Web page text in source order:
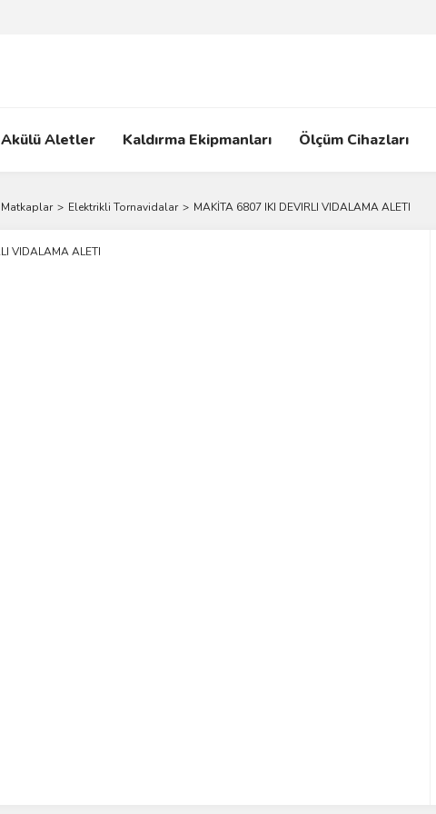
Akülü Aletler Kaldırma Ekipmanları Ölçüm Cihazları
Matkaplar Elektrikli Tornavidalar MAKİTA 6807 IKI DEVIRLI VIDALAMA ALETI